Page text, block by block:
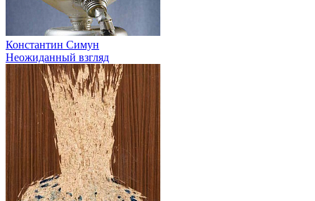
Константин Симун
Неожиданный взгляд